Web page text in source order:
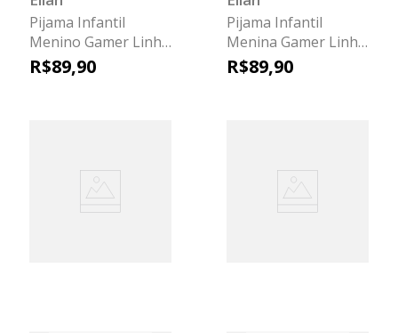
Pijama Infantil
Menino Gamer Linha
Família Elian Preto
R$89,90
Pijama Infantil
Menina Gamer Linha
Família Elian Preto
R$89,90